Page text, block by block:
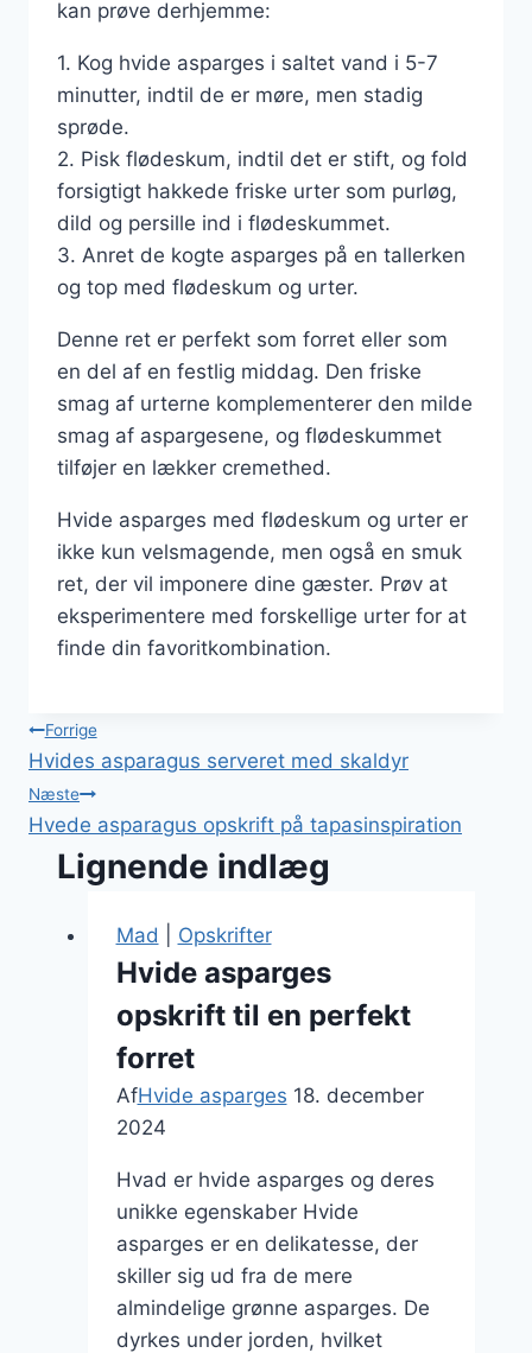
kan prøve derhjemme:
1. Kog hvide asparges i saltet vand i 5-7
minutter, indtil de er møre, men stadig
sprøde.
2. Pisk flødeskum, indtil det er stift, og fold
forsigtigt hakkede friske urter som purløg,
dild og persille ind i flødeskummet.
3. Anret de kogte asparges på en tallerken
og top med flødeskum og urter.
Denne ret er perfekt som forret eller som
en del af en festlig middag. Den friske
smag af urterne komplementerer den milde
smag af aspargesene, og flødeskummet
tilføjer en lækker cremethed.
Hvide asparges med flødeskum og urter er
ikke kun velsmagende, men også en smuk
ret, der vil imponere dine gæster. Prøv at
eksperimentere med forskellige urter for at
finde din favoritkombination.
Indlægsnavigation
Forrige
Hvides asparagus serveret med skaldyr
Næste
Hvede asparagus opskrift på tapasinspiration
Lignende indlæg
Mad Opskrifter
Hvide asparges
opskrift til en perfekt
forret
AfHvide asparges 18. december
2024
Hvad er hvide asparges og deres
unikke egenskaber Hvide
asparges er en delikatesse, der
skiller sig ud fra de mere
almindelige grønne asparges. De
dyrkes under jorden, hvilket